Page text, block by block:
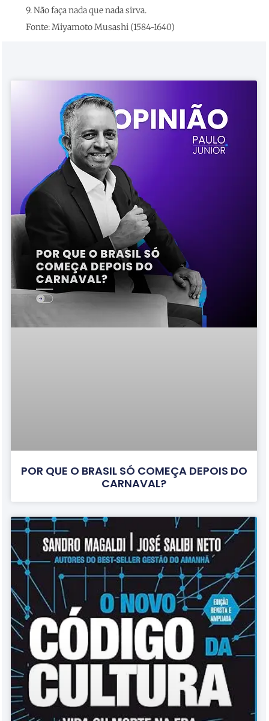
9. Não faça nada que nada sirva.
Fonte: Miyamoto Musashi (1584-1640)
POR QUE O BRASIL SÓ COMEÇA DEPOIS DO
CARNAVAL?